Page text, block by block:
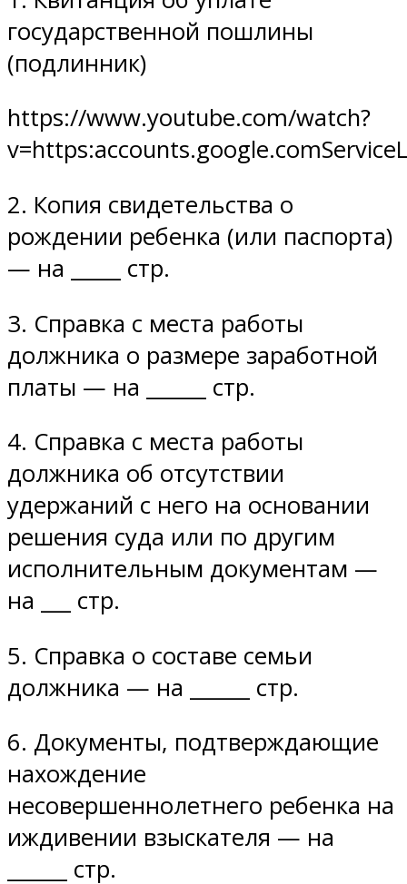
государственной пошлины
(подлинник)
https://www.youtube.com/watch?
2. Копия свидетельства о
рождении ребенка (или паспорта)
— на _____ стр.
3. Справка с места работы
должника о размере заработной
платы — на ______ стр.
4. Справка с места работы
должника об отсутствии
удержаний с него на основании
решения суда или по другим
исполнительным документам —
на ___ стр.
5. Справка о составе семьи
должника — на ______ стр.
6. Документы, подтверждающие
нахождение
несовершеннолетнего ребенка на
иждивении взыскателя — на
______ стр.